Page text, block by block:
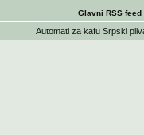
Glavni RSS feed
Automati za kafu Srpski